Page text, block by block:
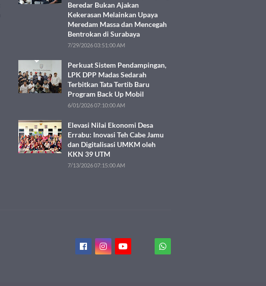
Beredar Bukan Ajakan
Kekerasan Melainkan Upaya
Meredam Massa dan Mencegah
Bentrokan di Surabaya
7/29/2026 03:51:00 AM
Perkuat Sistem Pendampingan,
LPK DPP Madas Sedarah
Terbitkan Tata Tertib Baru
Program Back Up Mobil
6/01/2026 07:10:00 AM
Elevasi Nilai Ekonomi Desa
Errabu: Inovasi Teh Cabe Jamu
dan Digitalisasi UMKM oleh
KKN 39 UTM
7/13/2026 07:15:00 AM